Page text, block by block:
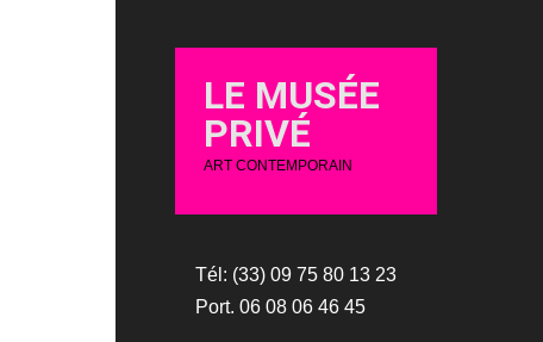
LE MUSÉE
PRIVÉ
ART CONTEMPORAIN
Tél: (33) 09 75 80 13 23
Port. 06 08 06 46 45